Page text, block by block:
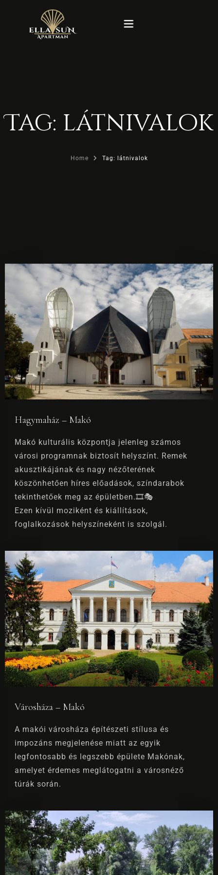
Szobák
Blog
FOGLALÁS
Tag: látnivalok
Home Tag: látnivalok
Hagymaház – Makó
Makó kulturális központja jelenleg számos
városi programnak biztosít helyszínt. Remek
akusztikájának és nagy nézőterének
köszönhetően híres előadások, színdarabok
tekinthetőek meg az épületben.🎞🎭
Ezen kívül moziként és kiállítások,
foglalkozások helyszíneként is szolgál.
Városháza – Makó
A makói városháza építészeti stílusa és
impozáns megjelenése miatt az egyik
legfontosabb és legszebb épülete Makónak,
amelyet érdemes meglátogatni a városnéző
túrák során.